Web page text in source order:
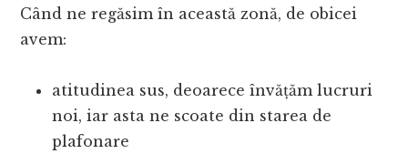
Când ne regăsim în această zonă, de obicei
avem:
atitudinea sus, deoarece învățăm lucruri
noi, iar asta ne scoate din starea de
plafonare